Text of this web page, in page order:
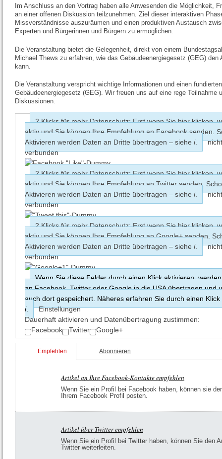
Im Anschluss an den Vortrag haben alle Anwesenden die Möglichkeit,
an einer offenen Diskussion teilzunehmen. Ziel dieser interaktiven
Missverständnisse auszuräumen und einen produktiven Austausch
Experten und Bürgerinnen und Bürgern zu ermöglichen.
Die Veranstaltung bietet die Gelegenheit, direkt von einem
Michael Thews zu erfahren, wie das Gebäudeenergiegesetz (GEG) den
kann.
Die Veranstaltung verspricht wichtige Informationen und einen
Gebäudeenergiegesetz (GEG). Wir freuen uns auf eine rege Teilnahme
Diskussionen.
2 Klicks für mehr Datenschutz: Erst wenn Sie hier klicken,
aktiv und Sie können Ihre Empfehlung an Facebook senden.
Aktivieren werden Daten an Dritte übertragen – siehe i.
verbunden
2 Klicks für mehr Datenschutz: Erst wenn Sie hier klicken,
aktiv und Sie können Ihre Empfehlung an Twitter senden.
Aktivieren werden Daten an Dritte übertragen – siehe i.
verbunden
2 Klicks für mehr Datenschutz: Erst wenn Sie hier klicken,
aktiv und Sie können Ihre Empfehlung an Google+ senden.
Aktivieren werden Daten an Dritte übertragen – siehe i.
verbunden
Wenn Sie diese Felder durch einen Klick aktivieren,
an Facebook, Twitter oder Google in die USA übertragen und
auch dort gespeichert. Näheres erfahren Sie durch einen Klick
i.
Einstellungen
Dauerhaft aktivieren und Datenüber­tragung zustimmen:
Facebook
Twitter Google+
Empfehlen Abonnieren
Artikel an Ihre Facebook-Kontakte empfehlen
Wenn Sie ein Profil bei Facebook haben, können sie
Ihrem Facebook Profil posten.
Artikel über Twitter empfehlen
Wenn Sie ein Profil bei Twitter haben, können Sie den
Twitter weiterleiten.